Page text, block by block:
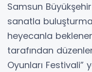
Samsun
sanatla
heyecanla
tarafından
Oyunları Festivali”